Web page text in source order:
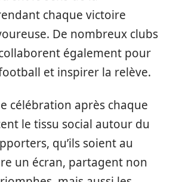
chaque victoire
De nombreux clubs
également pour
et inspirer la relève.
célébration après chaque
le tissu social autour du
qu’ils soient au
un écran, partagent non